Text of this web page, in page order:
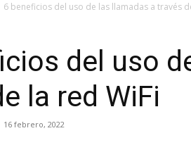
6 beneficios del uso de las llamadas a través
del uso
la red WiFi
16 febrero, 2022